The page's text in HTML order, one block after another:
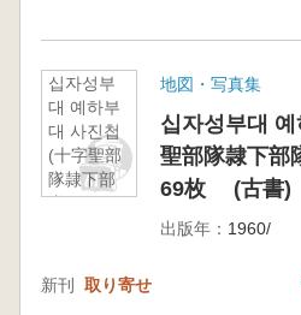
십자성부
대 예하부
대 사진첩
(十字聖部
隊隷下部
隊アルバ
(古書)
地図・写真集
십자성부대
聖部隊隷下部
69枚 (古書)
出版年： 1960/
新刊 取り寄せ